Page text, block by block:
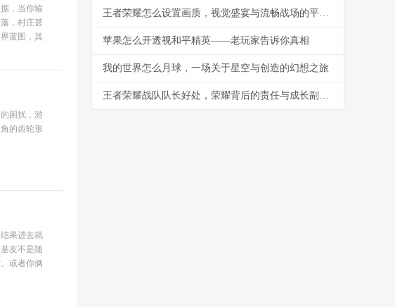
，当你输
，村庄甚
蓝图，其
困扰，游
的齿轮形
果进去就
友不是随
或者你俩
王者荣耀怎么设置画质，视觉盛宴与流畅战场的平衡艺术，副标题，资深玩家的画质调优指南
苹果怎么开透视和平精英——老玩家告诉你真相
我的世界怎么月球，一场关于星空与创造的幻想之旅
王者荣耀战队队长好处，荣耀背后的责任与成长副标题